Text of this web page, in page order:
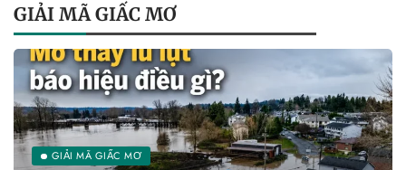
GIẢI MÃ GIẤC MƠ
GIẢI MÃ GIẤC MƠ